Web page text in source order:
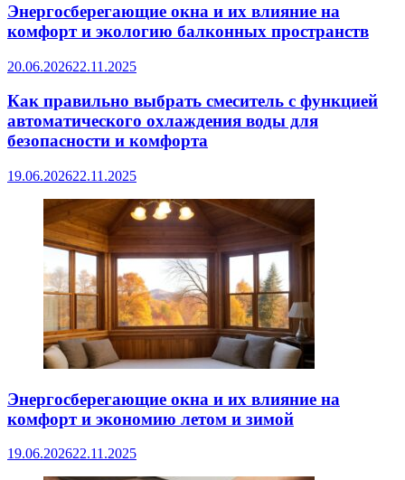
Энергосберегающие окна и их влияние на
комфорт и экологию балконных пространств
20.06.202622.11.2025
Как правильно выбрать смеситель с функцией
автоматического охлаждения воды для
безопасности и комфорта
19.06.202622.11.2025
Энергосберегающие окна и их влияние на
комфорт и экономию летом и зимой
19.06.202622.11.2025